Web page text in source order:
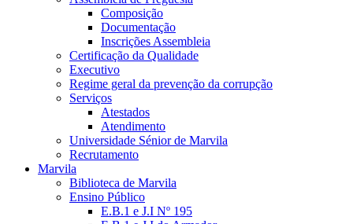
Composição
Documentação
Inscrições Assembleia
Certificação da Qualidade
Executivo
Regime geral da prevenção da corrupção
Serviços
Atestados
Atendimento
Universidade Sénior de Marvila
Recrutamento
Marvila
Biblioteca de Marvila
Ensino Público
E.B.1 e J.I Nº 195